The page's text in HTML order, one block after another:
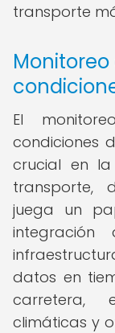
transporte
El
condiciones
crucial en
transporte,
juega un
datos en
carretera,
climáticas y